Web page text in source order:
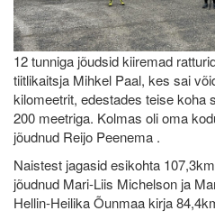
12 tunniga jõudsid kiiremad
tiitlikaitsja Mihkel Paal, kes sai
kilomeetrit, edestades teise koha
200 meetriga. Kolmas oli oma
jõudnud Reijo Peenema .
Naistest jagasid esikohta
jõudnud Mari-Liis Michelson ja
Hellin-Heilika Õunmaa kirja